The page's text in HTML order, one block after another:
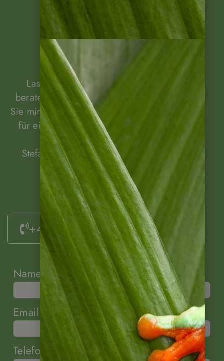
Beratung
gewünscht?
Lassen Sie sich unverbindlich von mir
beraten! Rufen Sie mich an oder schreiben
Sie mir! Gerne können wir auch einen Termin
für eine Beratung per Video vereinbaren.
Stefanie Lange, Ihre Ansprechpartnerin.
+49 (0)6322 / 956 6011
Name
Email
Telefon (optional)